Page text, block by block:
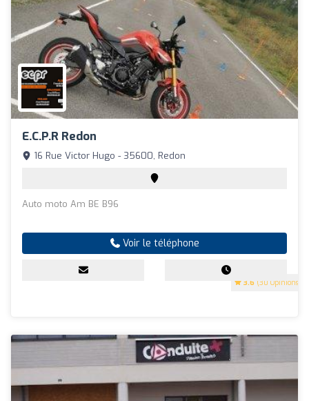
E.c.p.r Redon
3.6 (30 Opinions)
16 Rue Victor Hugo - 35600, Redon
Auto moto Am BE B96
Voir le téléphone